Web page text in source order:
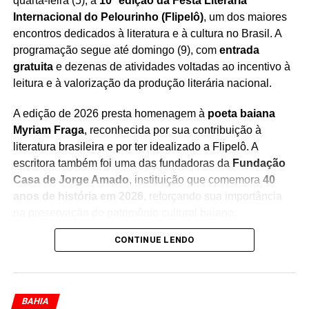
Internacional do Pelourinho (Flipelô), um dos maiores
encontros dedicados à literatura e à cultura no Brasil. A
programação segue até domingo (9), com entrada
gratuitae dezenas de atividades voltadas ao incentivo à
leitura e à valorização da produção literária nacional.
A edição de 2026 presta homenagem à poeta baiana
Myriam Fraga, reconhecida por sua contribuição à
literatura brasileira e por ter idealizado a Flipelô. A
escritora também foi uma das fundadoras da Fundação
Casa de Jorge Amado, instituição que comemora 40
anos de história em 2026 , reforçando sua importância
Durante os cinco dias de evento, moradores e turistas
que incluimesas de debates, bate-papos com
escritores, lançamentos de livros, oficinas, saraus,
CONTINUE LENDO
BAHIA